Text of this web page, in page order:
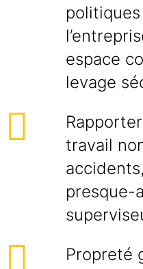
espace
levage
travail
presque-
Propreté